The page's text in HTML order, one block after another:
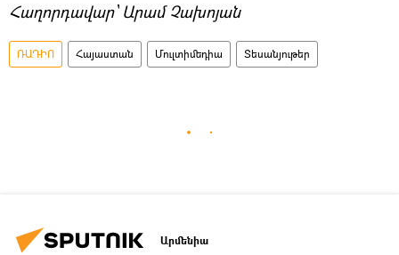
Հաղորդավար՝ Արամ Չախոյան
ՌԱԴԻՈ Հայաստան Մուլտիմեդիա Տեսանյութեր
Արմենիա